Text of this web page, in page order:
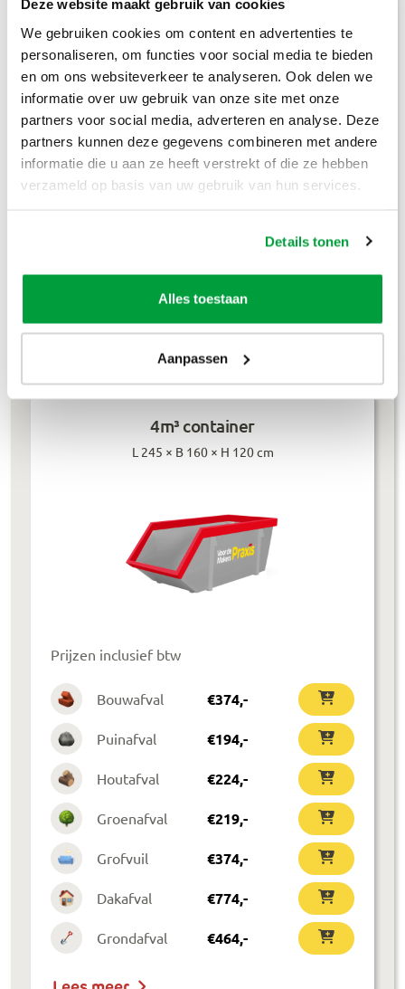
Deze website maakt gebruik van cookies
We gebruiken cookies om content en advertenties te
personaliseren, om functies voor social media te bieden
en om ons websiteverkeer te analyseren. Ook delen we
informatie over uw gebruik van onze site met onze
partners voor social media, adverteren en analyse. Deze
partners kunnen deze gegevens combineren met andere
informatie die u aan ze heeft verstrekt of die ze hebben
verzameld op basis van uw gebruik van hun services.
Details tonen
Alles toestaan
Aanpassen
Bouwafval
Puinafval €179,-
Houtafval €199,-
Groenafval €194,-
Lees meer
4m³ container
L 245 × B 160 × H 120 cm
Prijzen inclusief btw
Bouwafval €374,-
Puinafval €194,-
Houtafval €224,-
Groenafval €219,-
Grofvuil €374,-
Dakafval €774,-
Grondafval €464,-